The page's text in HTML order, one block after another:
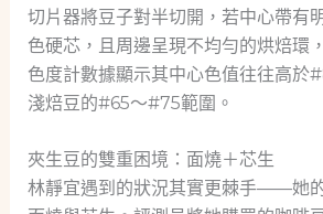
切片器將豆子對半切開，若中心帶有
色硬芯，且周邊呈現不均勻的烘焙環
色度計數據顯示其中心色值往往高於
淺焙豆的#65～#75範圍。
夾生豆的雙重困境：面燒＋芯生
林靜宜遇到的狀況其實更棘手——她